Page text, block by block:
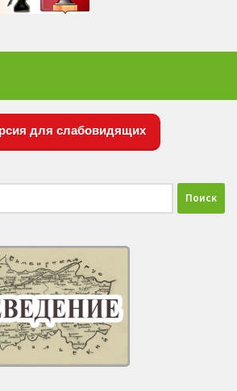
для слабовидящих